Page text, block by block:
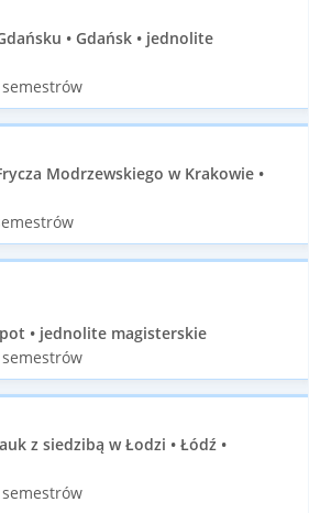
• Gdańsk • jednolite
Modrzewskiego w Krakowie •
• jednolite magisterskie
z siedzibą w Łodzi • Łódź •